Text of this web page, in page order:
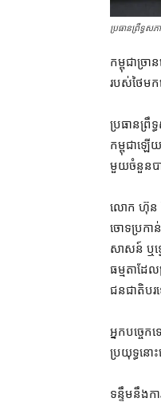
ប្រធានព្រឹទ្ធ
កម្ពុជា​ច្រ
របស់​ថៃ​មក​
ប្រធាន​ព្រឹ
កម្ពុជា​ឡើ
មួយ​ចំនួន​បា
លោក ហ៊ុន ស
ចោទ​ប្រកា
សាសន៍ ឬ​ទ្
ធម្មតា​ដែ
ជនជាតិ​បរ
អ្នក​បច្ចេ
ប្រយុទ្ធ​នោ
ទន្ទឹម​នឹង​ក